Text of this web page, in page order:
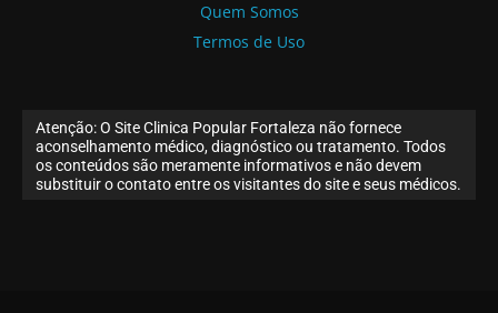
Quem Somos
Termos de Uso
Atenção: O Site Clinica Popular Fortaleza não fornece
aconselhamento médico, diagnóstico ou tratamento. Todos
os conteúdos são meramente informativos e não devem
substituir o contato entre os visitantes do site e seus médicos.